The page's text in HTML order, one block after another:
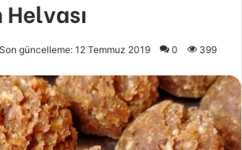
Son güncelleme: 12 Temmuz 2019 0 399